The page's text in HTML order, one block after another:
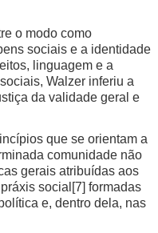
o modo como
sociais e a identidade
linguagem e a
Walzer inferiu a
da validade geral e
que se orientam a
comunidade não
gerais atribuídas aos
social [7] formadas
e, dentro dela, nas